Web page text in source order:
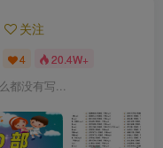
关注
4 20.4W+
都没有写...